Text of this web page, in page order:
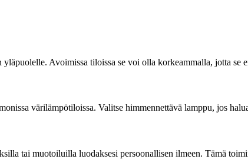
Avoimissa tiloissa se voi olla korkeammalla, jotta se
värilämpötiloissa. Valitse himmennettävä lamppu, jos
tai muotoiluilla luodaksesi persoonallisen ilmeen. Tämä